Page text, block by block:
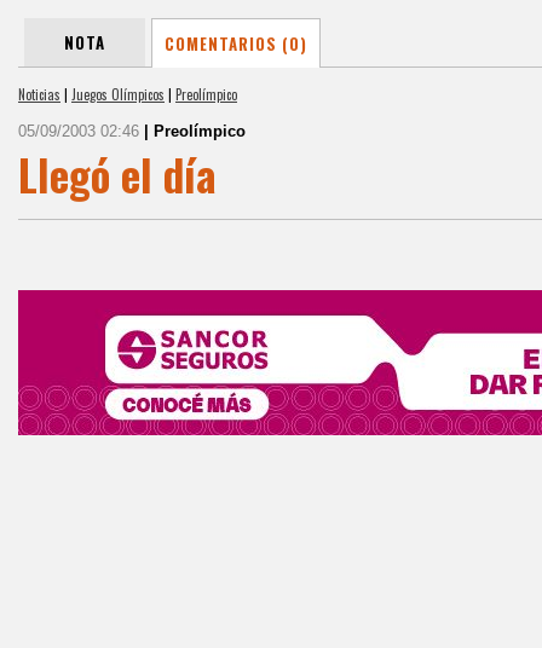
NOTA COMENTARIOS (0)
Noticias | Juegos Olímpicos | Preolímpico
05/09/2003 02:46 | Preolímpico
Llegó el día